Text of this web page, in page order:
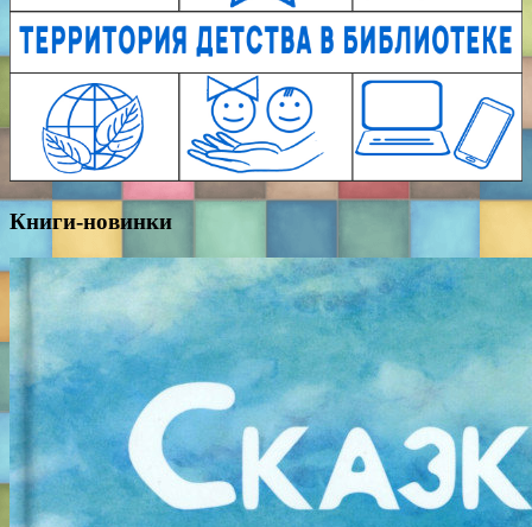
Книги-новинки